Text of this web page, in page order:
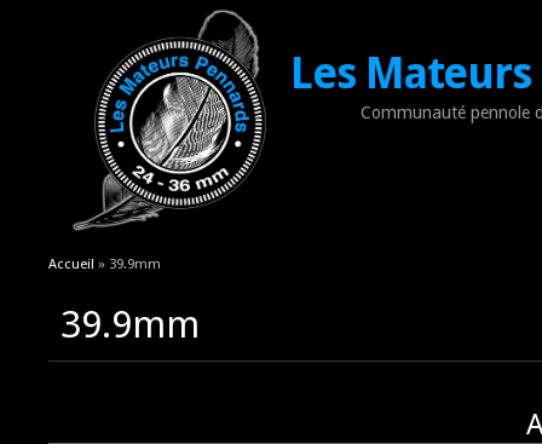
Les
Communauté pennole
Vous êtes ici
Accueil » 39.9mm
39.9mm